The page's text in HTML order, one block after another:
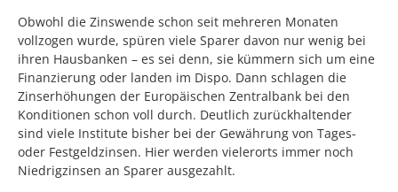
Obwohl die Zinswende schon seit mehreren Monaten
vollzogen wurde, spüren viele Sparer davon nur wenig bei
ihren Hausbanken – es sei denn, sie kümmern sich um eine
Finanzierung oder landen im Dispo. Dann schlagen die
Zinserhöhungen der Europäischen Zentralbank bei den
Konditionen schon voll durch. Deutlich zurückhaltender
sind viele Institute bisher bei der Gewährung von Tages-
oder Festgeldzinsen. Hier werden vielerorts immer noch
Niedrigzinsen an Sparer ausgezahlt.